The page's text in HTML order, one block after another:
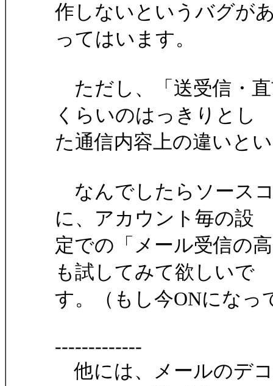
作しないというバグが
ってはいます。
ただし、「送受信・
くらいのはっきりとし
た通信内容上の違いと
なんでしたらソース
に、アカウント毎の設
定での「メール受信の
も試してみて欲しいで
す。（もし今ONになっ
-------------
他には、メールのデ